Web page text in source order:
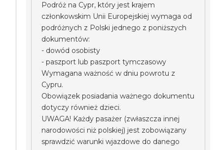
Podróż na Cypr, który jest krajem
członkowskim Unii Europejskiej wymaga od
podróżnych z Polski jednego z poniższych
dokumentów:
- dowód osobisty
- paszport lub paszport tymczasowy
Wymagana ważność w dniu powrotu z
Cypru.
Obowiązek posiadania ważnego dokumentu
dotyczy również dzieci.
UWAGA! Każdy pasażer (zwłaszcza innej
narodowości niż polskiej) jest zobowiązany
sprawdzić warunki wjazdowe do danego